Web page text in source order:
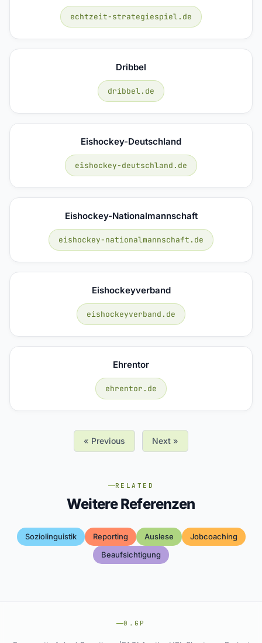
echtzeit-strategiespiel.de
Dribbel
dribbel.de
Eishockey-Deutschland
eishockey-deutschland.de
Eishockey-Nationalmannschaft
eishockey-nationalmannschaft.de
Eishockeyverband
eishockeyverband.de
Ehrentor
ehrentor.de
« Previous Next »
RELATED
Weitere Referenzen
Soziolinguistik Reporting Auslese
Jobcoaching
Beaufsichtigung
0.GP